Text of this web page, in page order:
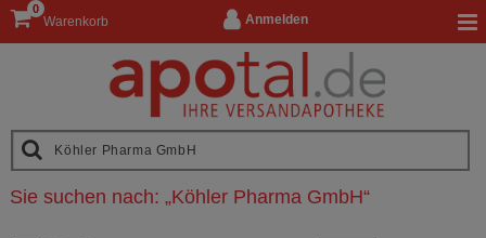
Anmelden
Warenkorb
0
Sie suchen nach: „Köhler Pharma GmbH“